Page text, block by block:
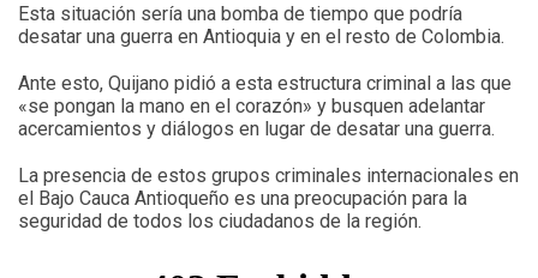
Esta situación sería una bomba de tiempo que podría
desatar una guerra en Antioquia y en el resto de Colombia.
Ante esto, Quijano pidió a esta estructura criminal a las que
«se pongan la mano en el corazón» y busquen adelantar
acercamientos y diálogos en lugar de desatar una guerra.
La presencia de estos grupos criminales internacionales en
el Bajo Cauca Antioqueño es una preocupación para la
seguridad de todos los ciudadanos de la región.